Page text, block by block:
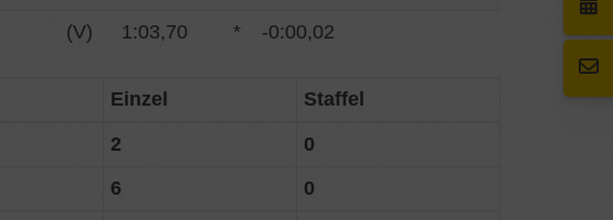
(V) 1:03,70 * -0:00,02
Einzel Staffel
2
0
6
0